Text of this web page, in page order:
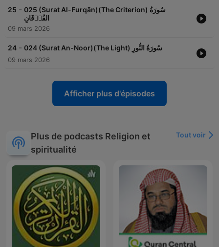
25 - 025 (Surat Al-Furqān)(The Criterion) سُورَةُ
الفُرۡقَانِ
09 mars 2026
24 - 024 (Surat An-Noor)(The Light) سُورَةُ النُّورِ
09 mars 2026
Afficher plus d'épisodes
Plus de podcasts Religion et
spiritualité
Tout voir